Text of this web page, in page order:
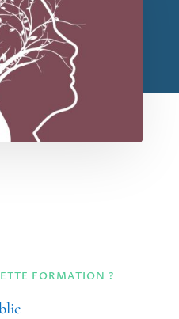
FORMATION ?